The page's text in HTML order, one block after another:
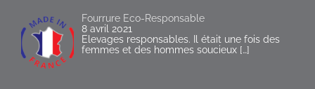
Fourrure Eco-Responsable
8 avril 2021
Elevages responsables. Il était une fois des
femmes et des hommes soucieux […]